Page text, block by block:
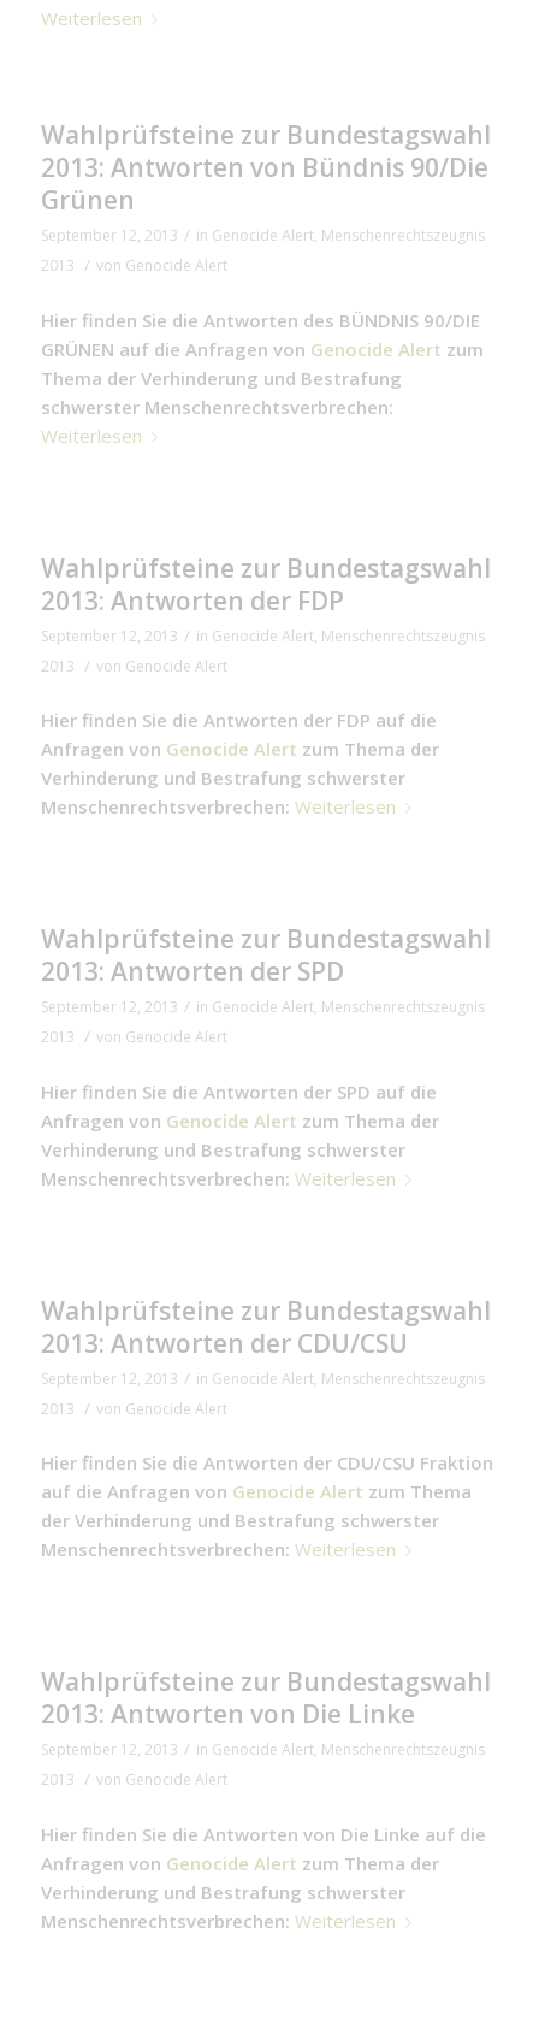
Weiterlesen
Wahlprüfsteine zur Bundestagswahl
2013: Antworten von Bündnis 90/Die
Grünen
September 12, 2013 / in Genocide Alert, Menschenrechtszeugnis
2013 / von Genocide Alert
Hier finden Sie die Antworten des BÜNDNIS 90/DIE
GRÜNEN auf die Anfragen von Genocide Alert zum
Thema der Verhinderung und Bestrafung
schwerster Menschenrechtsverbrechen:
Weiterlesen
Wahlprüfsteine zur Bundestagswahl
2013: Antworten der FDP
September 12, 2013 / in Genocide Alert, Menschenrechtszeugnis
2013 / von Genocide Alert
Hier finden Sie die Antworten der FDP auf die
Anfragen von Genocide Alert zum Thema der
Verhinderung und Bestrafung schwerster
Menschenrechtsverbrechen: Weiterlesen
Wahlprüfsteine zur Bundestagswahl
2013: Antworten der SPD
September 12, 2013 / in Genocide Alert, Menschenrechtszeugnis
2013 / von Genocide Alert
Hier finden Sie die Antworten der SPD auf die
Anfragen von Genocide Alert zum Thema der
Verhinderung und Bestrafung schwerster
Menschenrechtsverbrechen: Weiterlesen
Wahlprüfsteine zur Bundestagswahl
2013: Antworten der CDU/CSU
September 12, 2013 / in Genocide Alert, Menschenrechtszeugnis
2013 / von Genocide Alert
Hier finden Sie die Antworten der CDU/CSU Fraktion
auf die Anfragen von Genocide Alert zum Thema
der Verhinderung und Bestrafung schwerster
Menschenrechtsverbrechen: Weiterlesen
Wahlprüfsteine zur Bundestagswahl
2013: Antworten von Die Linke
September 12, 2013 / in Genocide Alert, Menschenrechtszeugnis
2013 / von Genocide Alert
Hier finden Sie die Antworten von Die Linke auf die
Anfragen von Genocide Alert zum Thema der
Verhinderung und Bestrafung schwerster
Menschenrechtsverbrechen: Weiterlesen